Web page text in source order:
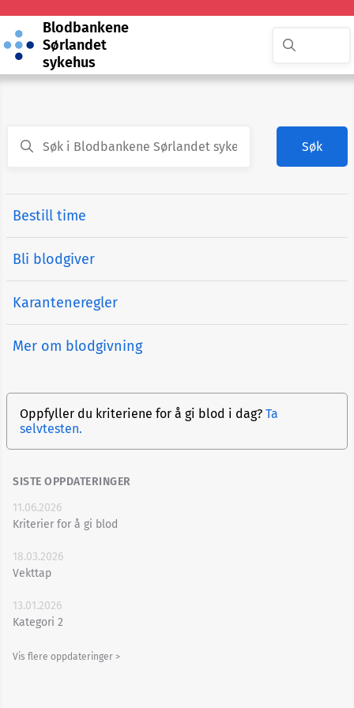
Blodbankene
Sørlandet
sykehus
Søk
Bestill time
Bli blodgiver
Karanteneregler
Mer om blodgivning
Oppfyller du kriteriene for å gi blod i dag? Ta
selvtesten.
SISTE OPPDATERINGER
11.06.2026
Kriterier for å gi blod
18.03.2026
Vekttap
13.01.2026
Kategori 2
Vis flere oppdateringer >